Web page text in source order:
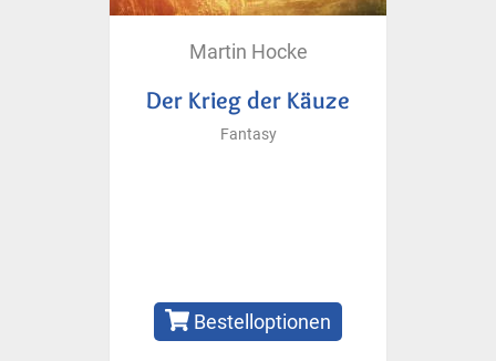
Martin Hocke
Der Krieg der Käuze
Fantasy
Bestelloptionen